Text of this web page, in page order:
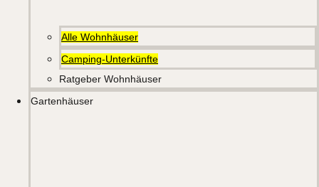
Alle Wohnhäuser
Camping-Unterkünfte
Ratgeber Wohnhäuser
Gartenhäuser